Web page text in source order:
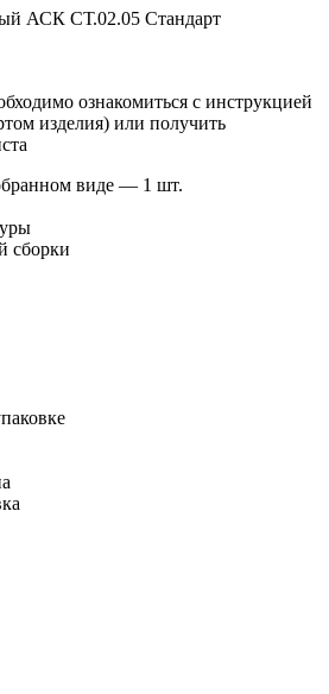
АСК СТ.02.05 Стандарт
ознакомиться с инструкцией
изделия) или получить
виде — 1 шт.
сборки